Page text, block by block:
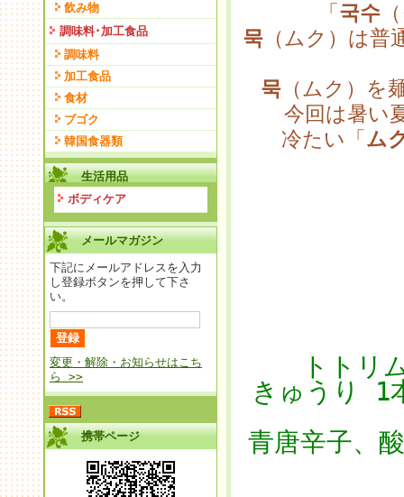
飲み物
調味料･加工食品
調味料
加工食品
食材
ブゴク
韓国食器類
生活用品
ボディケア
メールマガジン
下記にメールアドレスを入力
し登録ボタンを押して下さ
い。
変更・解除・お知らせはこち
ら >>
携帯ページ
「국수
묵（ムク）は普
묵 （ムク）
今回は暑い
冷たい「ム
トトリ
きゅうり 1
青唐辛子、